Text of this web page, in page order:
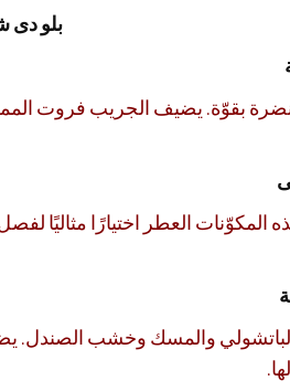
بلو دى
بقوّة. يضيف الجريب فروت
العطر اختيارًا مثاليًا
والمسك وخشب الصندل.